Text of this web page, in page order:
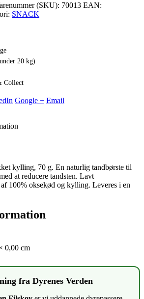
(SKU): 70013 EAN:
SNACK
20 kg)
Collect
Google + Email
kylling, 70 g. En naturlig tandbørste til
at reducere tandsten. Lavt
100% oksekød og kylling. Leveres i en
0,00 cm
fra Dyrenes Verden